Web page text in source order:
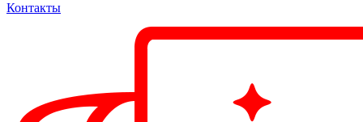
Контакты